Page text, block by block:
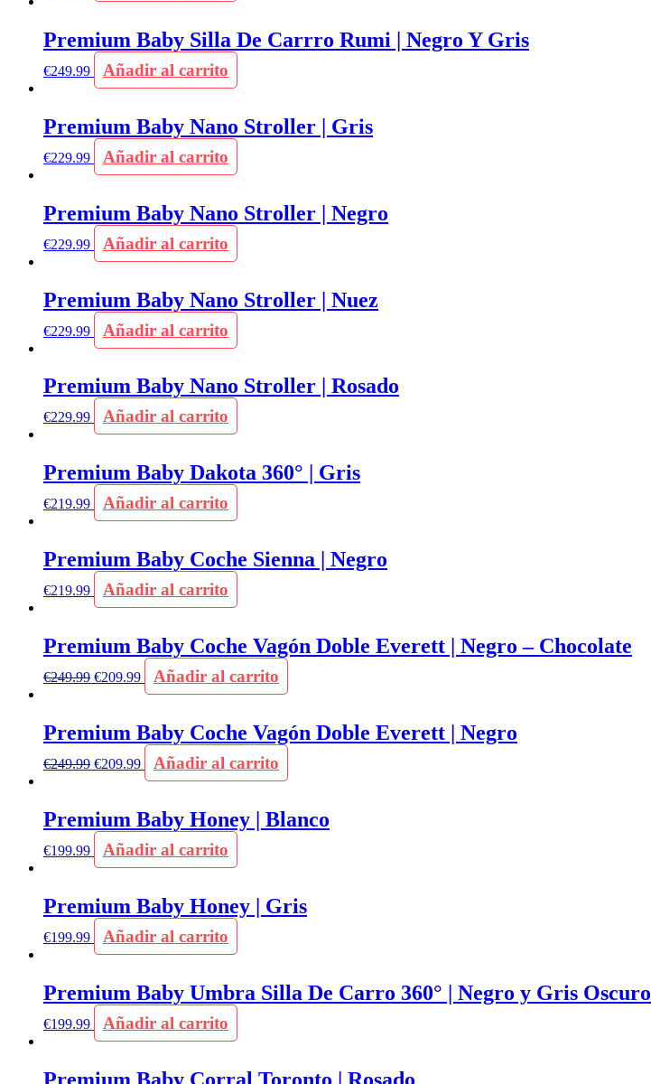
Premium Baby Silla De Carrro Rumi | Negro Y Gris
€249.99 Añadir al carrito
Premium Baby Nano Stroller | Gris
€229.99 Añadir al carrito
Premium Baby Nano Stroller | Negro
€229.99 Añadir al carrito
Premium Baby Nano Stroller | Nuez
€229.99 Añadir al carrito
Premium Baby Nano Stroller | Rosado
€229.99 Añadir al carrito
Premium Baby Dakota 360° | Gris
€219.99 Añadir al carrito
Premium Baby Coche Sienna | Negro
€219.99 Añadir al carrito
Premium Baby Coche Vagón Doble Everett | Negro – Chocolate
€249.99 €209.99 Añadir al carrito
Premium Baby Coche Vagón Doble Everett | Negro
€249.99 €209.99 Añadir al carrito
Premium Baby Honey | Blanco
€199.99 Añadir al carrito
Premium Baby Honey | Gris
€199.99 Añadir al carrito
Premium Baby Umbra Silla De Carro 360° | Negro y Gris Oscuro
€199.99 Añadir al carrito
Premium Baby Corral Toronto | Rosado